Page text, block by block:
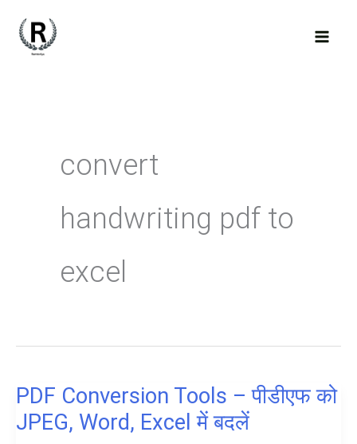
convert
handwriting pdf to
excel
PDF Conversion Tools – पीडीएफ को
JPEG, Word, Excel में बदलें